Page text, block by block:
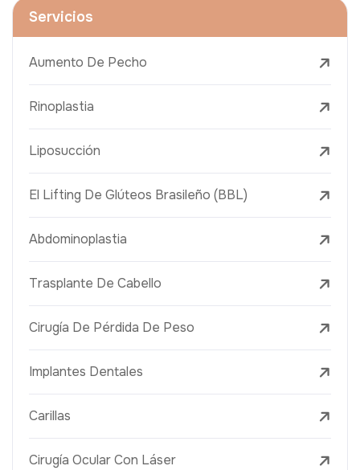
Servicios
Aumento De Pecho
Rinoplastia
Liposucción
El Lifting De Glúteos Brasileño (BBL)
Abdominoplastia
Trasplante De Cabello
Cirugía De Pérdida De Peso
Implantes Dentales
Carillas
Cirugía Ocular Con Láser